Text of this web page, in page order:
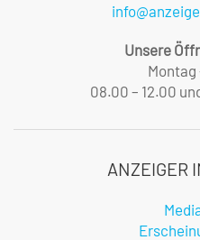
Unsere
Montag
08.00 – 12.00
ANZEIGER